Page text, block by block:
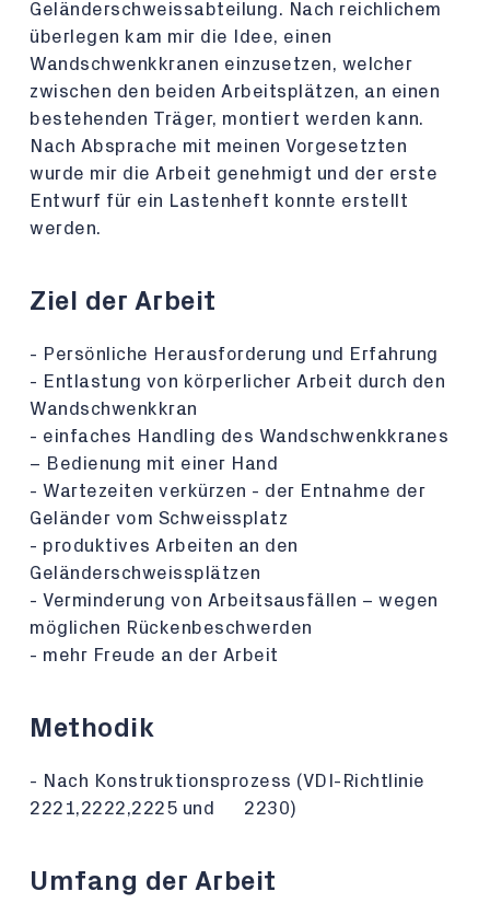
Geländerschweissabteilung. Nach reichlichem
überlegen kam mir die Idee, einen
Wandschwenkkranen einzusetzen, welcher
zwischen den beiden Arbeitsplätzen, an einen
bestehenden Träger, montiert werden kann.
Nach Absprache mit meinen Vorgesetzten
wurde mir die Arbeit genehmigt und der erste
Entwurf für ein Lastenheft konnte erstellt
werden.
Ziel der Arbeit
- Persönliche Herausforderung und Erfahrung
- Entlastung von körperlicher Arbeit durch den
Wandschwenkkran
- einfaches Handling des Wandschwenkkranes
– Bedienung mit einer Hand
- Wartezeiten verkürzen - der Entnahme der
Geländer vom Schweissplatz
- produktives Arbeiten an den
Geländerschweissplätzen
- Verminderung von Arbeitsausfällen – wegen
möglichen Rückenbeschwerden
- mehr Freude an der Arbeit
Methodik
- Nach Konstruktionsprozess (VDI-Richtlinie
2221,2222,2225 und 2230)
Umfang der Arbeit